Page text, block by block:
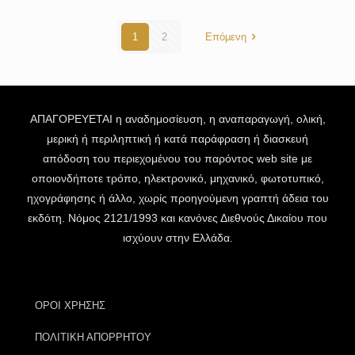
1 2 Επόμενη
ΑΠΑΓΟΡΕΥΕΤΑΙ η αναδημοσίευση, η αναπαραγωγή, ολική,
μερική ή περιληπτική ή κατά παράφραση ή διασκευή
απόδοση του περιεχομένου του παρόντος web site με
οποιονδήποτε τρόπο, ηλεκτρονικό, μηχανικό, φωτοτυπικό,
ηχογράφησης ή άλλο, χωρίς προηγούμενη γραπτή άδεια του
εκδότη. Νόμος 2121/1993 και κανόνες Διεθνούς Δικαίου που
ισχύουν στην Ελλάδα.
ΟΡΟΙ ΧΡΗΣΗΣ
ΠΟΛΙΤΙΚΗ ΑΠΟΡΡΗΤΟΥ